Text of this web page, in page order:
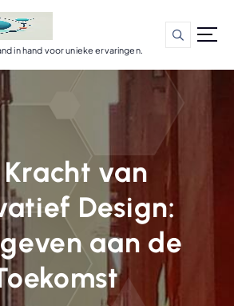
in hand voor unieke ervaringen.
Kracht van
Design:
aan de